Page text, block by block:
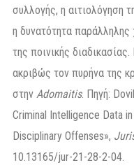
συλλογής, η αιτιολόγηση
η δυνατότητα
της ποινικής
ακριβώς τον πυρήνα της
στην Adomaitis. Πηγή:
Criminal Intelligence Data
Disciplinary Offenses»,
10.13165/jur-21-28-2-04.